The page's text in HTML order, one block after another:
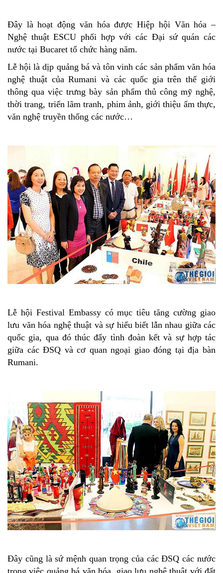
Đây là hoạt động văn hóa được Hiệp hội Văn hóa –
Nghệ thuật ESCU phối hợp với các Đại sứ quán các
nước tại Bucaret tổ chức hàng năm.
Lễ hội là dịp quảng bá và tôn vinh các sản phẩm văn hóa
nghệ thuật của Rumani và các quốc gia trên thế giới
thông qua việc trưng bày sản phẩm thủ công mỹ nghệ,
thời trang, triển lãm tranh, phim ảnh, giới thiệu ẩm thực,
văn nghệ truyền thống các nước…
Lễ hội Festival Embassy có mục tiêu tăng cường giao
lưu văn hóa nghệ thuật và sự hiểu biết lẫn nhau giữa các
quốc gia, qua đó thúc đẩy tình đoàn kết và sự hợp tác
giữa các ĐSQ và cơ quan ngoại giao đóng tại địa bàn
Rumani.
Đây cũng là sứ mệnh quan trọng của các ĐSQ các nước
trong việc quảng bá văn hóa, giao lưu nghệ thuật với đất